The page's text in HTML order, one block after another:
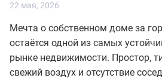
22 мая, 2026
Мечта о собственном доме за
остаётся одной из самых
рынке недвижимости. Простор,
свежий воздух и отсутствие